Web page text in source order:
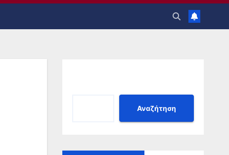
Αναζήτηση